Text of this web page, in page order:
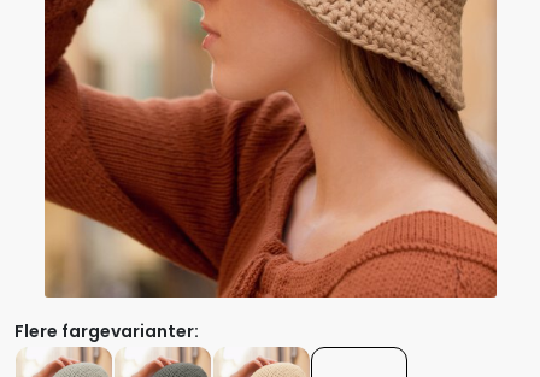
Flere fargevarianter: